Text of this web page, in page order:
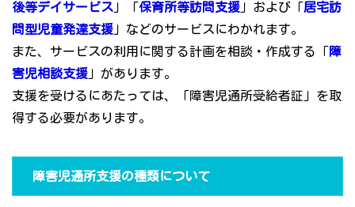
後等デイサービス 」「保育所等訪問支援 」および「居宅訪
問型児童発達支援 」などのサービスにわかれます。
また、サービスの利用に関する計画を相談・作成する「障
害児相談支援 」があります。
支援を受けるにあたっては、「障害児通所受給者証」を取
得する必要があります。
障害児通所支援の種類について